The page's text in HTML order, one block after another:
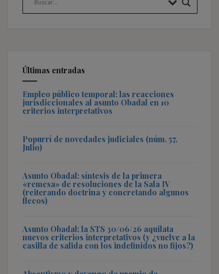
Últimas entradas
Empleo público temporal: las reacciones
jurisdiccionales al asunto Obadal en 10
criterios interpretativos
Popurrí de novedades judiciales (núm. 57,
Julio)
Asunto Obadal: síntesis de la primera
«remesa» de resoluciones de la Sala IV
(reiterando doctrina y concretando algunos
flecos)
Asunto Obadal: la STS 30/06/26 aquilata
nuevos criterios interpretativos (y ¿vuelve a la
casilla de salida con los indefinidos no fijos?)